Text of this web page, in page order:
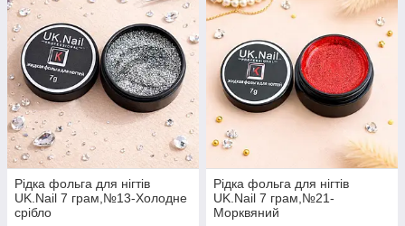
Рідка фольга для нігтів
UK.Nail 7 грам,№13-Холодне
срібло
Рідка фольга для нігтів
UK.Nail 7 грам,№21-
Морквяний